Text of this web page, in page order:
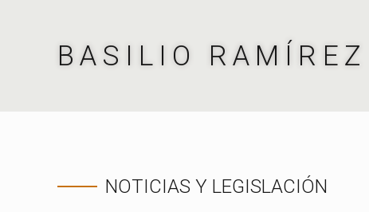
BASILIO RAMÍREZ
NOTICIAS Y LEGISLACIÓN